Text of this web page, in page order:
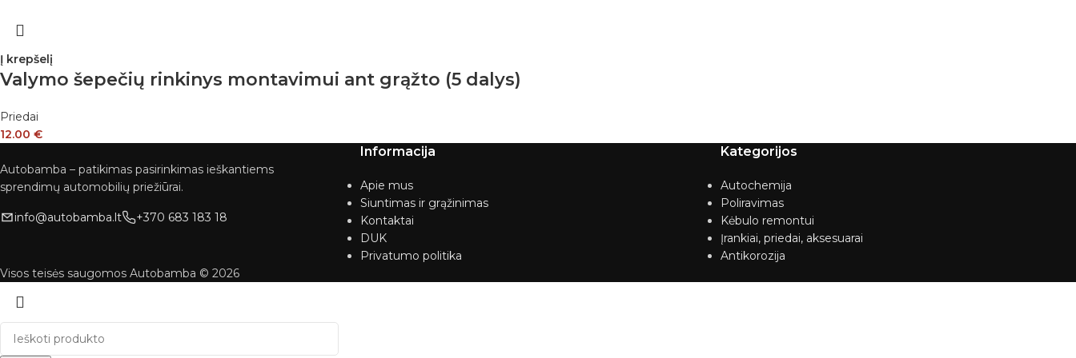
Į krepšelį
Valymo šepečių rinkinys montavimui ant grąžto (5 dalys)
Priedai
12.00 €
Autobamba – patikimas pasirinkimas ieškantiems
sprendimų automobilių priežiūrai.
info@autobamba.lt +370 683 183 18
Informacija
Apie mus
Siuntimas ir grąžinimas
Kontaktai
DUK
Privatumo politika
Kategorijos
Autochemija
Poliravimas
Kėbulo remontui
Įrankiai, priedai, aksesuarai
Antikorozija
Visos teisės saugomos Autobamba © 2026